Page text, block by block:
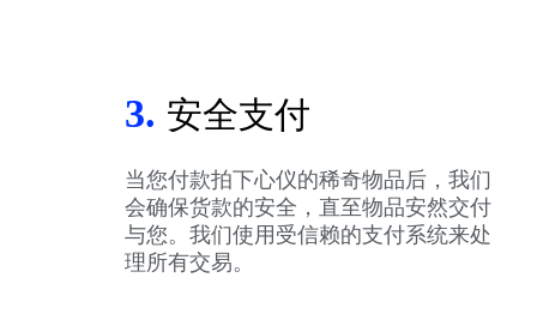
3. 安全支付
当您付款拍下心仪的稀奇物品后，我们
会确保货款的安全，直至物品安然交付
与您。我们使用受信赖的支付系统来处
理所有交易。